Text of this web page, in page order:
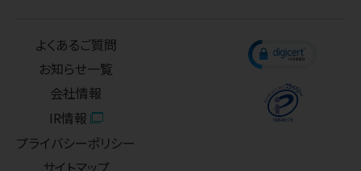
よくあるご質問
お知らせ一覧
会社情報
IR情報
プライバシーポリシー
サイトマップ